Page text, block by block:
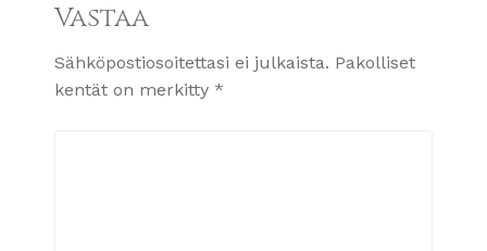
Vastaa
Sähköpostiosoitettasi ei julkaista. Pakolliset
kentät on merkitty *